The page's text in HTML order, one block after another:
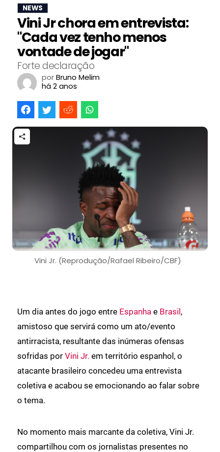
NEWS
Vini Jr chora em entrevista:
"Cada vez tenho menos
vontade de jogar"
Forte declaração
porBruno Melim
há 2 anos
Vini Jr. (Reprodução/Rafael Ribeiro/CBF)
Um dia antes do jogo entre Espanha e Brasil,
amistoso que servirá como um ato/evento
antirracista, resultante das inúmeras ofensas
sofridas por Vini Jr. em território espanhol, o
atacante brasileiro concedeu uma entrevista
coletiva e acabou se emocionando ao falar sobre
o tema.
No momento mais marcante da coletiva, Vini Jr.
compartilhou com os jornalistas presentes no